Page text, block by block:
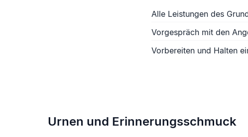
Alle Leistungen des
Vorgespräch mit den
Vorbereiten und Halten
Urnen und Erinnerungsschmuck